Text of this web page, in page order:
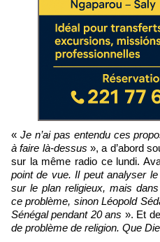
« Je n’ai pas entendu ces propos et je n’ai aucun commentaire
à faire là-dessus », a d’abord
sur la même radio ce lundi.
point de vue. Il peut analyser
sur le plan religieux, mais
ce problème, sinon Léopold
Sénégal pendant 20 ans ». Et
de problème de religion. Que